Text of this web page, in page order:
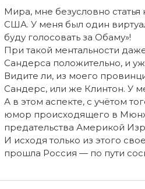
Мира, мне безусловно
США. У меня был один
буду голосовать за Обаму»!
При такой ментальности
Сандерса положительно, и
Видите ли, из моего
Сандерс, или же Клинтон. У
А в этом аспекте, с учётом
юмор происходящего в
предательства Америкой
И исходя только из этого
прошла Россия — по пути